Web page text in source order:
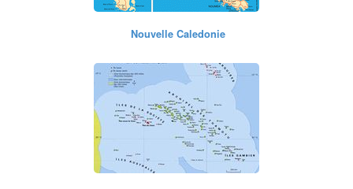
Nouvelle Caledonie